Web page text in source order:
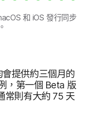
和 iOS發行​同步​
提供​約​三​個​月​的
，​第一​個 Beta 版​
常​則​有​大約 75 天​